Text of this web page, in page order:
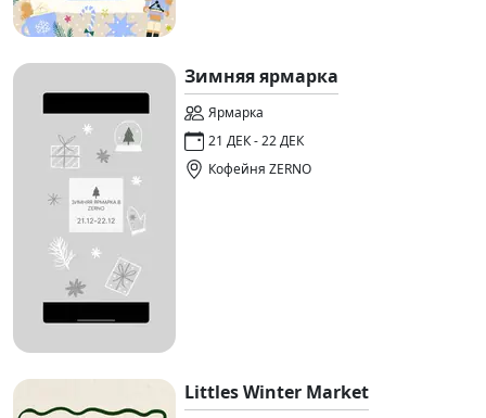
Зимняя ярмарка
Ярмарка
21 ДЕК - 22 ДЕК
Кофейня ZERNO
Littles Winter Market